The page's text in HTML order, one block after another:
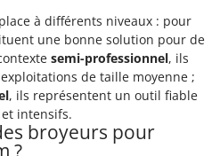
à différents niveaux : pour
une bonne solution pour de
semi-professionnel, ils
de taille moyenne ;
, ils représentent un outil fiable
intensifs.
broyeurs pour
?